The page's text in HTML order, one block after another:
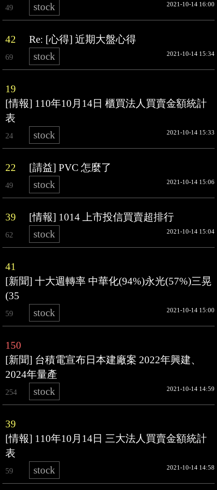
49 stock 2021-10-14 16:00
42 Re: [心得] 近期大盤心得
69 stock 2021-10-14 15:34
19
[情報] 110年10月14日 櫃買法人買賣金額統計
表
24 stock 2021-10-14 15:33
22 [請益] PVC 怎麼了
49 stock 2021-10-14 15:06
39 [情報] 1014 上市投信買賣超排行
62 stock 2021-10-14 15:04
41
[新聞] 十大週轉率 中華化(94%)永光(57%)三晃
(35
59 stock 2021-10-14 15:00
150
[新聞] 台積電宣布日本建廠案 2022年興建、
2024年量產
254 stock 2021-10-14 14:59
39
[情報] 110年10月14日 三大法人買賣金額統計
表
59 stock 2021-10-14 14:58